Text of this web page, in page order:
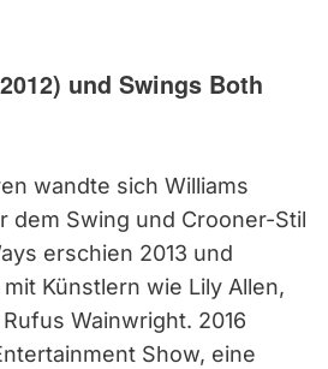
und Swings Both
wandte sich Williams
dem Swing und Crooner-Stil
erschien 2013 und
Künstlern wie Lily Allen,
Wainwright. 2016
Show, eine